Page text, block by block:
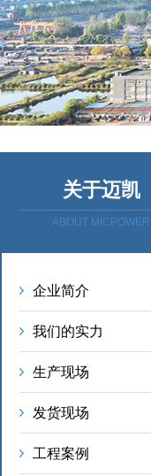
关于迈凯
ABOUT MICPOWER
企业简介
我们的实力
生产现场
发货现场
工程案例